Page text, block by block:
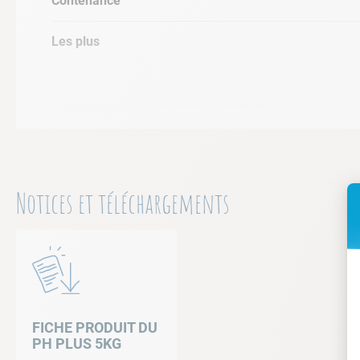
• Mettre directement pH-Plus en plusieurs
• Laisser fonctionner la filtratioon pendant 2
Les plus
Notices et téléchargements
FICHE PRODUIT DU
PH PLUS 5KG